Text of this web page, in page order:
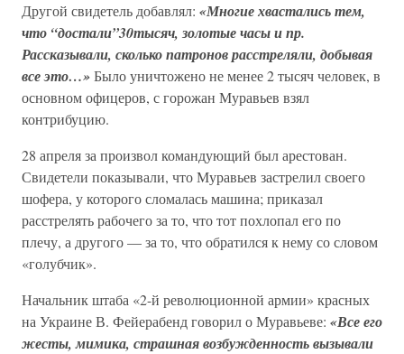
Другой свидетель добавлял: «Многие хвастались тем,
что “достали”30тысяч, золотые часы и пр.
Рассказывали, сколько патронов расстреляли, добывая
все это…»Было уничтожено не менее 2 тысяч человек, в
основном офицеров, с горожан Муравьев взял
контрибуцию.
28 апреля за произвол командующий был арестован.
Свидетели показывали, что Муравьев застрелил своего
шофера, у которого сломалась машина; приказал
расстрелять рабочего за то, что тот похлопал его по
плечу, а другого — за то, что обратился к нему со словом
«голубчик».
Начальник штаба «2-й революционной армии» красных
на Украине В. Фейерабенд говорил о Муравьеве: «Все его
жесты, мимика, страшная возбужденность вызывали